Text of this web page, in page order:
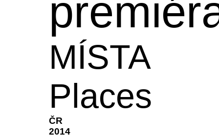
MÍSTA
Places
ČR
2014